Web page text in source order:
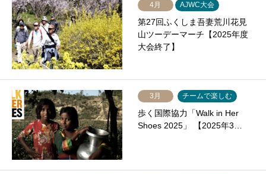
4月 AJWC大会
第27回ふくしま吾妻荒川花見
山ツーデーマーチ【2025年度
大会終了】
3月 チームで楽しむ
歩く国際協力「Walk in Her
Shoes 2025」 【2025年3…